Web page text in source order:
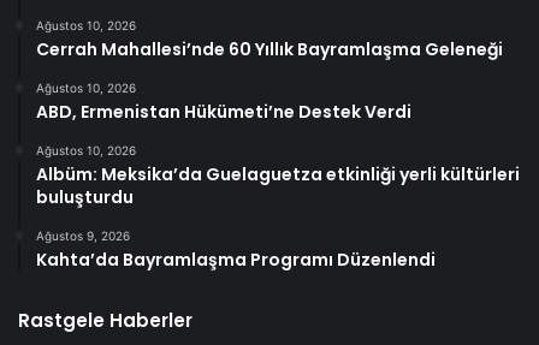
Ağustos 10, 2026
Cerrah Mahallesi’nde 60 Yıllık Bayramlaşma Geleneği
Ağustos 10, 2026
ABD, Ermenistan Hükümeti’ne Destek Verdi
Ağustos 10, 2026
Albüm: Meksika’da Guelaguetza etkinliği yerli kültürleri
buluşturdu
Ağustos 9, 2026
Kahta’da Bayramlaşma Programı Düzenlendi
Rastgele Haberler